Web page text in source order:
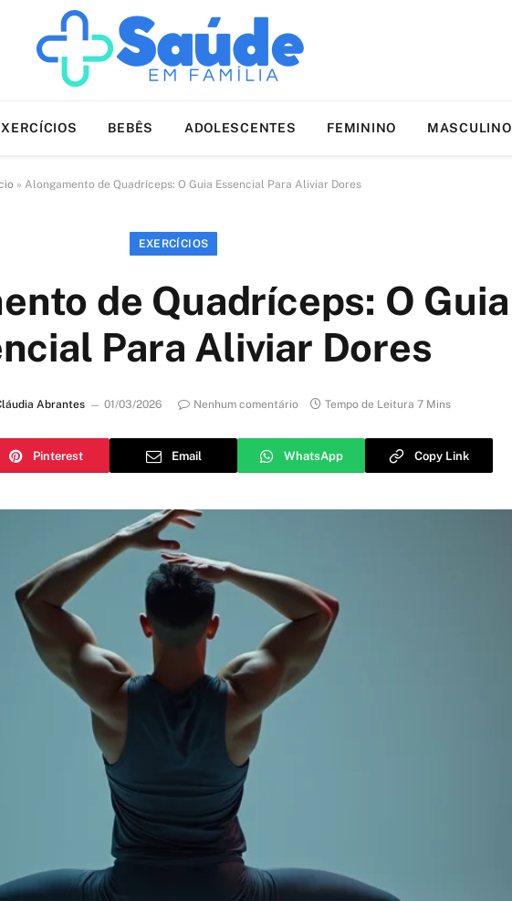
BEBÊS ADOLESCENTES FEMININO MASCULINO
» Alongamento de Quadríceps: O Guia Essencial Para Aliviar Dores
EXERCÍCIOS
de Quadríceps: O Guia
Para Aliviar Dores
Abrantes 01/03/2026 Nenhum comentário Tempo de Leitura 7 Mins
Pinterest Email WhatsApp Copy Link